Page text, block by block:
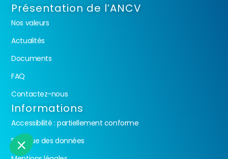
Présentation de l’ANCV
Nos valeurs
Actualités
Documents
FAQ
Contactez-nous
Informations
Accessibilité : partiellement conforme
Politique des données